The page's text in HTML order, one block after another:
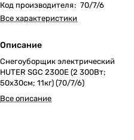
Код производителя: 70/7/6
Все характеристики
Описание
Снегоуборщик электрический
HUTER SGC 2300E (2 300Вт;
50х30см; 11кг) (70/7/6)
Все описание